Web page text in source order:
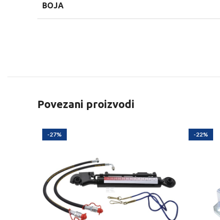
BOJA
Povezani proizvodi
-27% -22%